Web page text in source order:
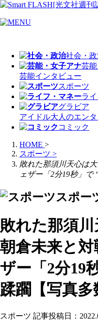
社会・
芸
芸能インタビュー
スポーツ
ラ
グラビア
アイドル大人のエンタ
コミック
HOME >
スポーツ >
敗れた那須川天心は
ェザー「2分19秒」で
スポー
敗れた那須
朝倉未来と
ザー「2分19
蹂躙【写真多
スポーツ 記事投稿日：